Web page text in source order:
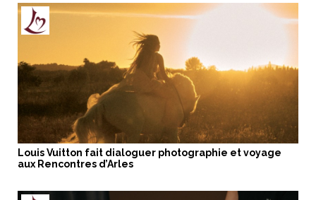
Louis Vuitton fait dialoguer photographie et voyage
aux Rencontres d’Arles